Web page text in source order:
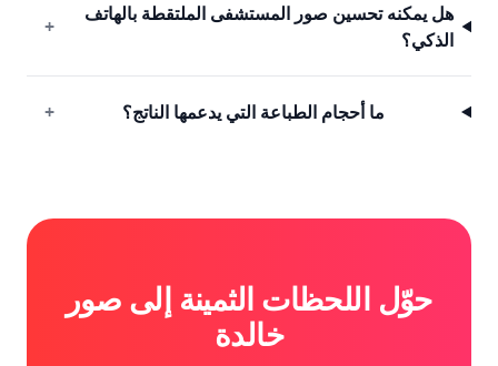
هل يمكنه تحسين صور المستشفى الملتقطة بالهاتف
الذكي؟
+
ما أحجام الطباعة التي يدعمها الناتج؟ +
حوّل اللحظات الثمينة إلى صور
خالدة